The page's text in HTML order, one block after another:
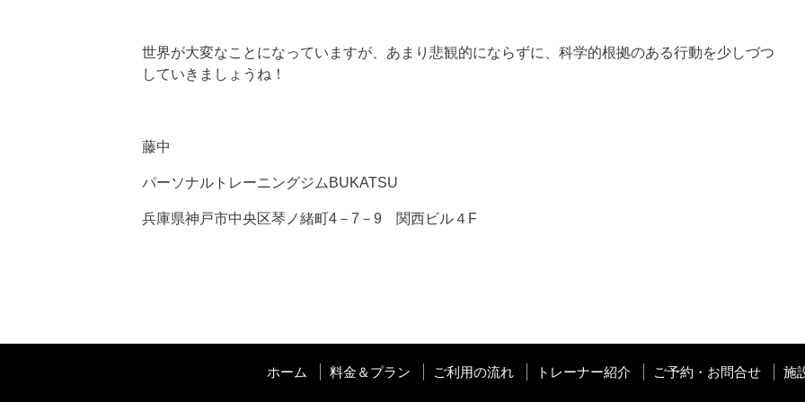
世界が大変なことになっていますが、あまり悲観的にならずに、科学的根拠のある行動を少しづつ
していきましょうね！
藤中
パーソナルトレーニングジムBUKATSU
兵庫県神戸市中央区琴ノ緒町4－7－9 関西ビル４F
ホーム 料金＆プラン ご利用の流れ トレーナー紹介 ご予約・お問合せ 施